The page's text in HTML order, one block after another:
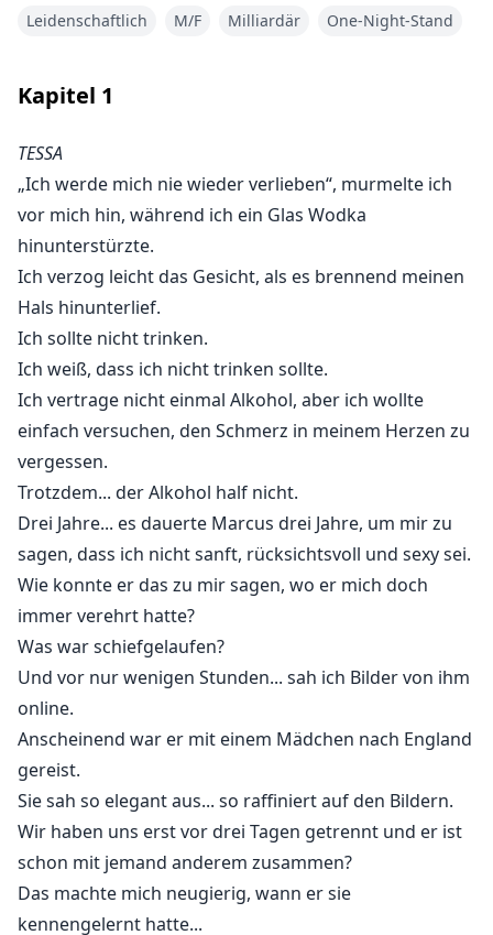
halten konnte, bezahlte ich ihn für den Sex und
Chef heraus!
Leidenschaftlich
M/F Milliardär One-Night-Stand
Kapitel 1
TESSA
„Ich werde mich nie wieder verlieben“, murmelte ich
vor mich hin, während ich ein Glas Wodka
hinunterstürzte.
Ich verzog leicht das Gesicht, als es brennend meinen
Hals hinunterlief.
Ich sollte nicht trinken.
Ich weiß, dass ich nicht trinken sollte.
Ich vertrage nicht einmal Alkohol, aber ich wollte
einfach versuchen, den Schmerz in meinem Herzen zu
vergessen.
Trotzdem... der Alkohol half nicht.
Drei Jahre... es dauerte Marcus drei Jahre, um mir zu
sagen, dass ich nicht sanft, rücksichtsvoll und sexy sei.
Wie konnte er das zu mir sagen, wo er mich doch
immer verehrt hatte?
Was war schiefgelaufen?
Und vor nur wenigen Stunden... sah ich Bilder von ihm
online.
Anscheinend war er mit einem Mädchen nach England
gereist.
Sie sah so elegant aus... so raffiniert auf den Bildern.
Wir haben uns erst vor drei Tagen getrennt und er ist
schon mit jemand anderem zusammen?
Das machte mich neugierig, wann er sie
kennengelernt hatte...